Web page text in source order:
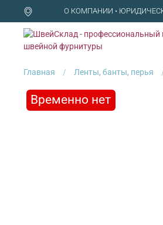
О КОМПАНИИ •
Главная Ленты, банты, перья
Временно нет